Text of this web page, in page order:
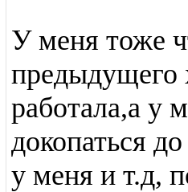
У меня тоже
предыдущего
работала,а у
докопаться
у меня и т.д,